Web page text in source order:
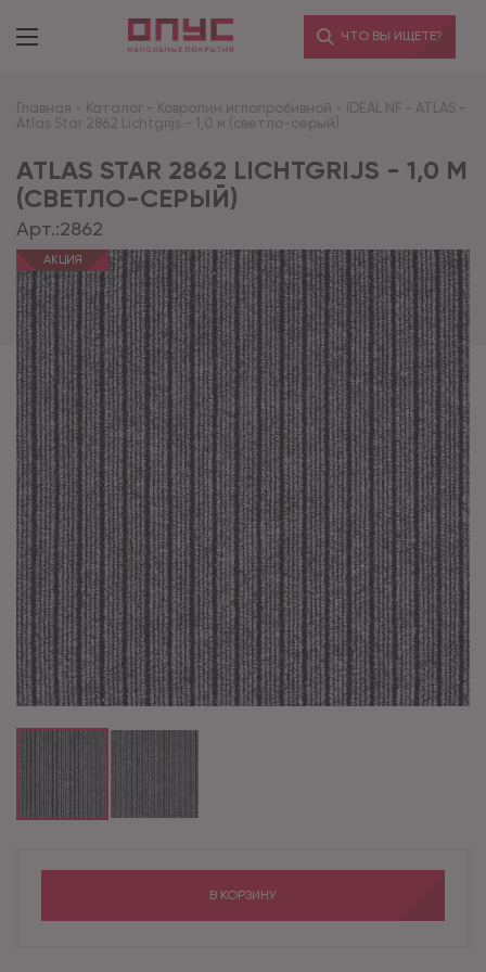
ЧТО ВЫ ИЩЕТЕ?
Главная - Каталог - Ковролин иглопробивной - IDEAL NF - ATLAS -
Atlas Star 2862 Lichtgrijs - 1,0 м (светло-серый)
ATLAS STAR 2862 LICHTGRIJS - 1,0 М
(СВЕТЛО-СЕРЫЙ)
Арт.:2862
АКЦИЯ
В КОРЗИНУ